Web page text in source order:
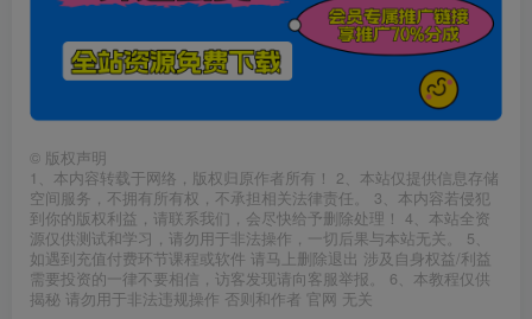
© 版权声明
1、本内容转载于网络，版权归原作者所有！ 2、本站仅提供信息存储
空间服务，不拥有所有权，不承担相关法律责任。 3、本内容若侵犯
到你的版权利益，请联系我们，会尽快给予删除处理！ 4、本站全资
源仅供测试和学习，请勿用于非法操作，一切后果与本站无关。 5、
如遇到充值付费环节课程或软件 请马上删除退出 涉及自身权益/利益
需要投资的一律不要相信，访客发现请向客服举报。 6、本教程仅供
揭秘 请勿用于非法违规操作 否则和作者 官网 无关